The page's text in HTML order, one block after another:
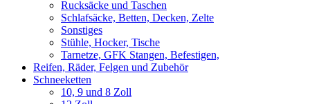
Rucksäcke und Taschen
Schlafsäcke, Betten, Decken, Zelte
Sonstiges
Stühle, Hocker, Tische
Tarnetze, GFK Stangen, Befestigen,
Reifen, Räder, Felgen und Zubehör
Schneeketten
10, 9 und 8 Zoll